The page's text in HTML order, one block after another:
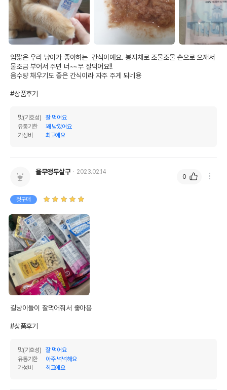
입짧은 우리 냥이가 좋아하는  간식이예요. 봉지채로 조물조물 손으로 으깨서
물조금 부어서 주면 너~~무 잘먹어요!!
음수량 채우기도 좋은 간식이라 자주 주게 되네용
#상품후기
맛(기호성)
잘 먹어요
유통기한
꽤 남았어요
가성비
최고에요
율무앵두살구 2023.02.14
첫구매
길냥이들이 잘먹어줘서 좋아용
#상품후기
맛(기호성)
잘 먹어요
유통기한
아주 넉넉해요
가성비
최고에요
0